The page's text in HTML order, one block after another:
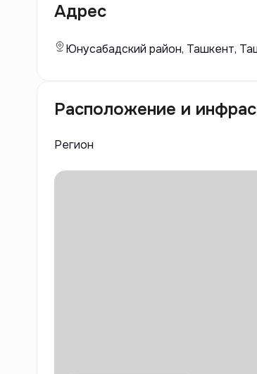
по высоким стандартам, что
Адрес
Юнусабадский район, Ташкент,
Расположение и
Регион